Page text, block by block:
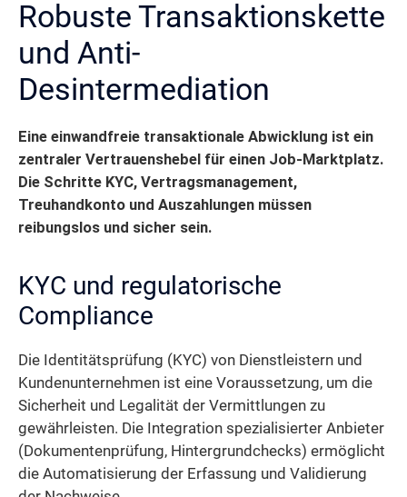
Robuste Transaktionskette
und Anti-
Desintermediation
Eine einwandfreie transaktionale Abwicklung ist ein
zentraler Vertrauenshebel für einen Job-Marktplatz.
Die Schritte KYC, Vertragsmanagement,
Treuhandkonto und Auszahlungen müssen
reibungslos und sicher sein.
KYC und regulatorische
Compliance
Die Identitätsprüfung (KYC) von Dienstleistern und
Kundenunternehmen ist eine Voraussetzung, um die
Sicherheit und Legalität der Vermittlungen zu
gewährleisten. Die Integration spezialisierter Anbieter
(Dokumentenprüfung, Hintergrundchecks) ermöglicht
die Automatisierung der Erfassung und Validierung